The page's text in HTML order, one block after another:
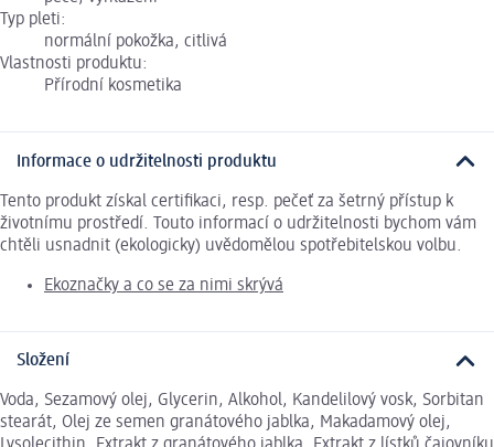
Typ pleti:
normální pokožka, citlivá
Vlastnosti produktu:
Přírodní kosmetika
Informace o udržitelnosti produktu
Tento produkt získal certifikaci, resp. pečeť za šetrný přístup k
životnímu prostředí. Touto informací o udržitelnosti bychom vám
chtěli usnadnit (ekologicky) uvědomělou spotřebitelskou volbu.
Ekoznačky a co se za nimi skrývá
Složení
Voda, Sezamový olej, Glycerin, Alkohol, Kandelilový vosk, Sorbitan
stearát, Olej ze semen granátového jablka, Makadamový olej,